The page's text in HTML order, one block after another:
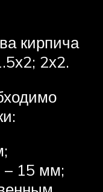
кирпича
2х2.
– 15 мм;